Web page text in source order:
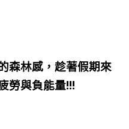
森林感，趁著假期來
勞與負能量!!!